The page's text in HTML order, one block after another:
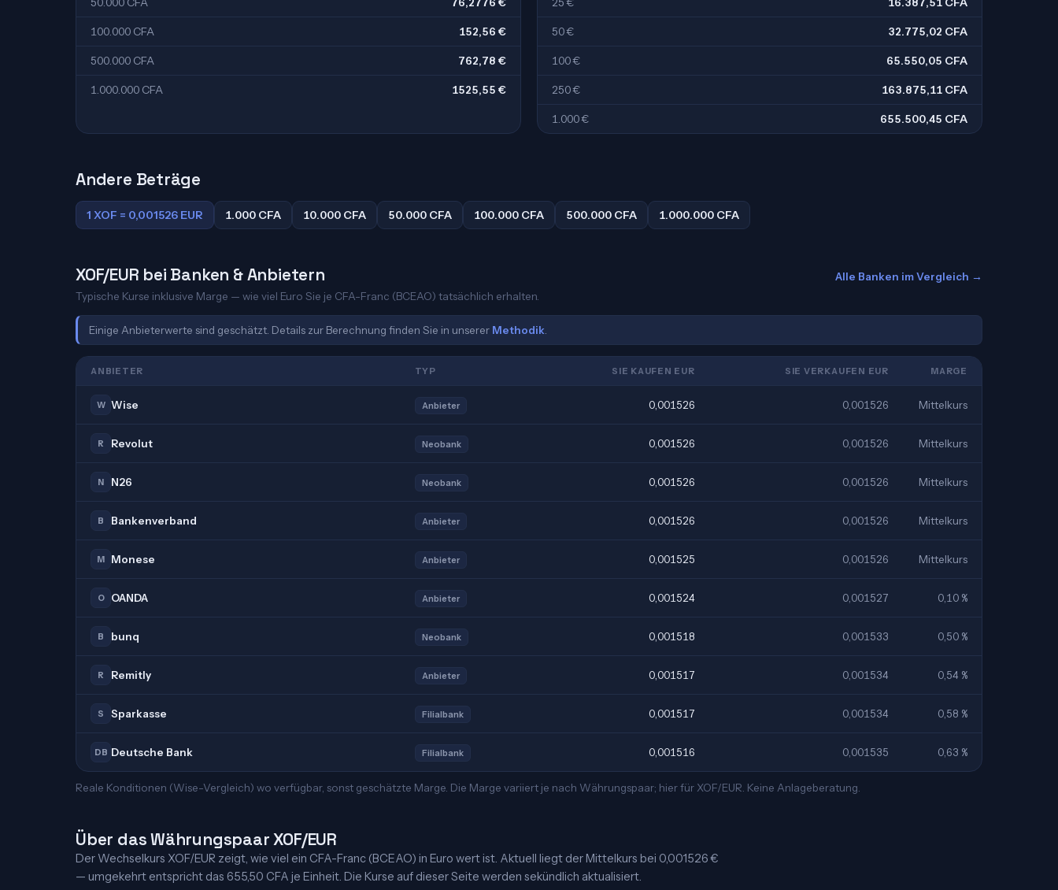
100.000 CFA 152,56 €
500.000 CFA 762,78 €
1.000.000 CFA 1525,55 €
50 € 32.775,02 CFA
100 € 65.550,05 CFA
250 € 163.875,11 CFA
1.000 € 655.500,45 CFA
Andere Beträge
1 XOF = 0,001526 EUR 1.000 CFA 10.000 CFA 50.000 CFA 100.000 CFA 500.000 CFA 1.000.000 CFA
XOF/EUR bei Banken & Anbietern
Typische Kurse inklusive Marge — wie viel Euro Sie je CFA-Franc (BCEAO) tatsächlich erhalten.
Alle Banken im Vergleich →
Einige Anbieterwerte sind geschätzt. Details zur Berechnung finden Sie in unserer Methodik
ANBIETER TYP SIE KAUFEN EUR SIE VERKAUFEN EUR MARGE
W Wise Anbieter 0,001526 0,001526 Mittelkurs
R Revolut Neobank 0,001526 0,001526 Mittelkurs
N N26 Neobank 0,001526 0,001526 Mittelkurs
B Bankenverband Anbieter 0,001526 0,001526 Mittelkurs
M Monese Anbieter 0,001525 0,001526 Mittelkurs
O OANDA Anbieter 0,001524 0,001527 0,10 %
B bunq Neobank 0,001518 0,001533 0,50 %
R Remitly Anbieter 0,001517 0,001534 0,54 %
S Sparkasse Filialbank 0,001517 0,001534 0,58 %
DB Deutsche Bank Filialbank 0,001516 0,001535 0,63 %
Reale Konditionen (Wise-Vergleich) wo verfügbar, sonst geschätzte Marge. Die Marge variiert je nach Währungspaar; hier für XOF/EUR. Keine Anlageberatung.
Über das Währungspaar XOF/EUR
Der Wechselkurs XOF/EUR zeigt, wie viel ein CFA-Franc (BCEAO) in Euro wert ist. Aktuell liegt der Mittelkurs bei 0,001526 €
— umgekehrt entspricht das 655,50 CFA je Einheit. Die Kurse auf dieser Seite werden sekündlich aktualisiert.